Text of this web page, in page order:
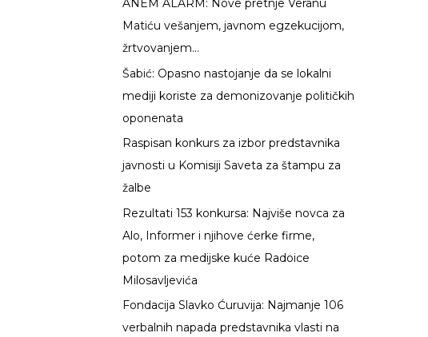
g
a
z
a
:
ANEM ALARM: Nove pretnje Veranu
Matiću vešanjem, javnom egzekucijom,
žrtvovanjem…
Šabić: Opasno nastojanje da se lokalni
mediji koriste za demonizovanje političkih
oponenata
Raspisan konkurs za izbor predstavnika
javnosti u Komisiji Saveta za štampu za
žalbe
Rezultati 153 konkursa: Najviše novca za
Alo, Informer i njihove ćerke firme,
potom za medijske kuće Radoice
Milosavljevića
Fondacija Slavko Ćuruvija: Najmanje 106
verbalnih napada predstavnika vlasti na